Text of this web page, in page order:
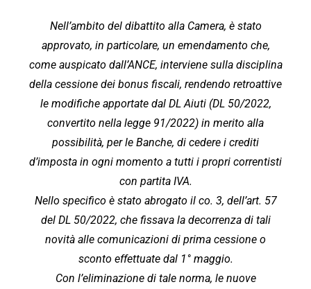
Nell’ambito del dibattito alla Camera, è stato
approvato, in particolare, un emendamento che,
come auspicato dall’ANCE, interviene sulla disciplina
della cessione dei bonus fiscali, rendendo retroattive
le modifiche apportate dal DL Aiuti (DL 50/2022,
convertito nella legge 91/2022) in merito alla
possibilità, per le Banche, di cedere i crediti
d’imposta in ogni momento a tutti i propri correntisti
con partita IVA.
Nello specifico è stato abrogato il co. 3, dell’art. 57
del DL 50/2022, che fissava la decorrenza di tali
novità alle comunicazioni di prima cessione o
sconto effettuate dal 1° maggio.
Con l’eliminazione di tale norma, le nuove